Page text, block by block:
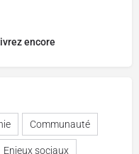
encore
Communauté
Enjeux sociaux